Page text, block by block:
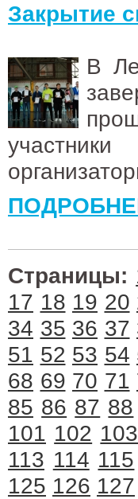
Закрытие
В
Страницы:
17 18 19 20
34 35 36 37
51 52 53 54
68 69 70 71
85 86 87 88
101 102 103
113 114 115
125 126 127